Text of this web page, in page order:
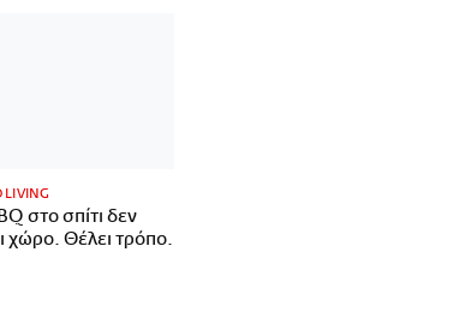
LIVING
στο σπίτι δεν
χώρο. Θέλει τρόπο.